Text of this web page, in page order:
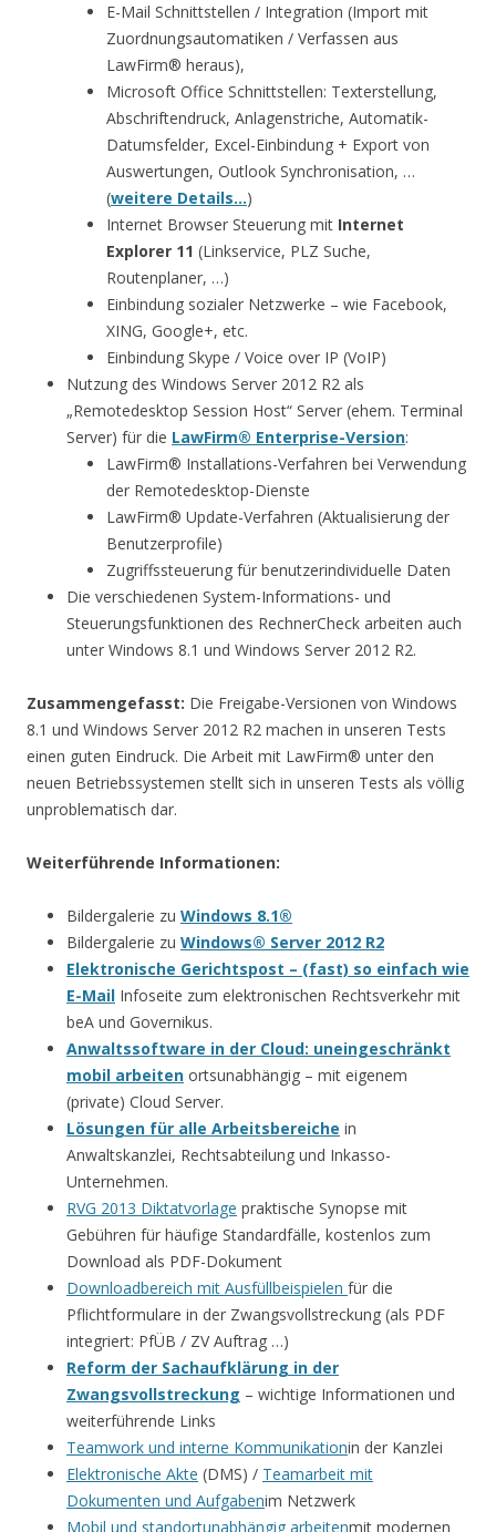
E-Mail Schnittstellen / Integration (Import mit
Zuordnungsautomatiken / Verfassen aus
LawFirm® heraus),
Microsoft Office Schnittstellen: Texterstellung,
Abschriftendruck, Anlagenstriche, Automatik-
Datumsfelder, Excel-Einbindung + Export von
Auswertungen, Outlook Synchronisation, …
(weitere Details…)
Internet Browser Steuerung mit Internet
Explorer 11 (Linkservice, PLZ Suche,
Routenplaner, …)
Einbindung sozialer Netzwerke – wie Facebook,
XING, Google+, etc.
Einbindung Skype / Voice over IP (VoIP)
Nutzung des Windows Server 2012 R2 als
„Remotedesktop Session Host“ Server (ehem. Terminal
Server) für die LawFirm® Enterprise-Version:
LawFirm® Installations-Verfahren bei Verwendung
der Remotedesktop-Dienste
LawFirm® Update-Verfahren (Aktualisierung der
Benutzerprofile)
Zugriffssteuerung für benutzerindividuelle Daten
Die verschiedenen System-Informations- und
Steuerungsfunktionen des RechnerCheck arbeiten auch
unter Windows 8.1 und Windows Server 2012 R2.
Zusammengefasst: Die Freigabe-Versionen von Windows
8.1 und Windows Server 2012 R2 machen in unseren Tests
einen guten Eindruck. Die Arbeit mit LawFirm® unter den
neuen Betriebssystemen stellt sich in unseren Tests als völlig
unproblematisch dar.
Weiterführende Informationen:
Bildergalerie zu Windows 8.1®
Bildergalerie zu Windows® Server 2012 R2
Elektronische Gerichtspost – (fast) so einfach wie
E-Mail Infoseite zum elektronischen Rechtsverkehr mit
beA und Governikus.
Anwaltssoftware in der Cloud: uneingeschränkt
mobil arbeiten ortsunabhängig – mit eigenem
(private) Cloud Server.
Lösungen für alle Arbeitsbereiche in
Anwaltskanzlei, Rechtsabteilung und Inkasso-
Unternehmen.
RVG 2013 Diktatvorlage praktische Synopse mit
Gebühren für häufige Standardfälle, kostenlos zum
Download als PDF-Dokument
Downloadbereich mit Ausfüllbeispielen für die
Pflichtformulare in der Zwangsvollstreckung (als PDF
integriert: PfÜB / ZV Auftrag …)
Reform der Sachaufklärung in der
Zwangsvollstreckung – wichtige Informationen und
weiterführende Links
Teamwork und interne Kommunikationin der Kanzlei
Elektronische Akte (DMS) / Teamarbeit mit
Dokumenten und Aufgabenim Netzwerk
Mobil und standortunabhängig arbeitenmit modernen